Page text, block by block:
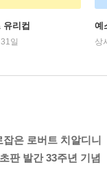
리컵
일
예
상
은 로버트 치알디니
판 발간 33주년 기념